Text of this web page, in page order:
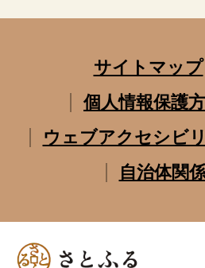
サイトマップ
個人情報保護
ウェブアクセシビ
自治体関